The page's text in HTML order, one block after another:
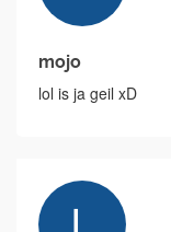
mojo
lol is ja geil xD